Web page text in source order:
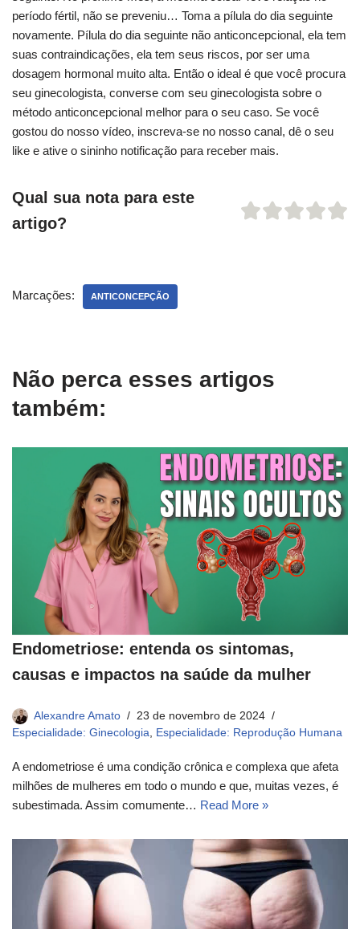
período fértil, não se preveniu… Toma a pílula do dia seguinte
novamente. Pílula do dia seguinte não anticoncepcional, ela tem
suas contraindicações, ela tem seus riscos, por ser uma
dosagem hormonal muito alta. Então o ideal é que você procura
seu ginecologista, converse com seu ginecologista sobre o
método anticoncepcional melhor para o seu caso. Se você
gostou do nosso vídeo, inscreva-se no nosso canal, dê o seu
like e ative o sininho notificação para receber mais.
Qual sua nota para este
artigo?
Marcações: ANTICONCEPÇÃO
Não perca esses artigos
também:
Endometriose: entenda os sintomas,
causas e impactos na saúde da mulher
Alexandre Amato
23 de novembro de 2024
Especialidade: Ginecologia
Especialidade: Reprodução Humana
A endometriose é uma condição crônica e complexa que afeta
milhões de mulheres em todo o mundo e que, muitas vezes, é
subestimada. Assim comumente… Read More »